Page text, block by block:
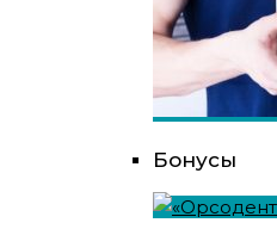
Бонусы